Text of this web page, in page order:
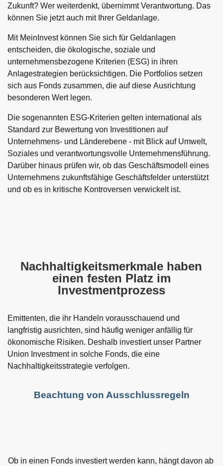
Zukunft? Wer weiterdenkt, übernimmt Verantwortung. Das
können Sie jetzt auch mit Ihrer Geldanlage.
Mit MeinInvest können Sie sich für Geldanlagen
entscheiden, die ökologische, soziale und
unternehmensbezogene Kriterien (ESG) in ihren
Anlagestrategien berücksichtigen. Die Portfolios setzen
sich aus Fonds zusammen, die auf diese Ausrichtung
besonderen Wert legen.
Die sogenannten ESG-Kriterien gelten international als
Standard zur Bewertung von Investitionen auf
Unternehmens- und Länderebene - mit Blick auf Umwelt,
Soziales und verantwortungsvolle Unternehmensführung.
Darüber hinaus prüfen wir, ob das Geschäftsmodell eines
Unternehmens zukunftsfähige Geschäftsfelder unterstützt
und ob es in kritische Kontroversen verwickelt ist.
Umwelt (Environment)
Hier stehen ökologische Aspekte im Fokus. Der
verantwortungsvolle Umgang mit Ressourcen wird
dabei genauso bedacht wie das Erhalten der Umwelt.
Folgende Faktoren werden beispielsweise bei
Unternehmen und Ländern berücksichtigt: –
Klimawandel – Ökosysteme – Wasserknappheit
Wie steht es um Menschenrechte, soziale
Ungleichheit oder Sicherheitsaspekte? In diesem
Kriterium wird ein dezidierter Blick auf das
menschliche Zusammenleben geworfen. Folgende
Faktoren werden beispielsweise bei Unternehmen
Unternehmen wie auch Staaten haben eine
Verantwortung in Führung hinsichtlich ESG-Kriterien.
Ob sie dies tun, zeigt sich an verschiedenen
Faktoren. Folgende Faktoren werden beispielsweise
Nachhaltigkeitsmerkmale haben
einen festen Platz im
Investmentprozess
Emittenten, die ihr Handeln vorausschauend und
langfristig ausrichten, sind häufig weniger anfällig für
ökonomische Risiken. Deshalb investiert unser Partner
Union Investment in solche Fonds, die eine
Nachhaltigkeitsstrategie verfolgen.
Beachtung von Ausschlussregeln
Ob in einen Fonds investiert werden kann, hängt davon ab